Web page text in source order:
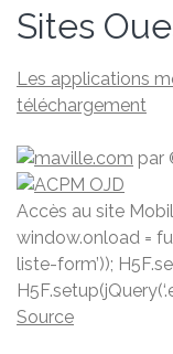
Sites
Les applications
téléchargement
par
Accès au site
window.onload =
liste-form’));
Source